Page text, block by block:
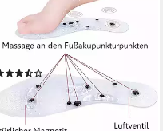
Akupressur-Einlegesohlen,
Fußreflexzonen-Massage für
Alltag und Freizeit
(25)
9,99 € UVP
15,99 €
(9,99 €/ 1 Paar)
-38%